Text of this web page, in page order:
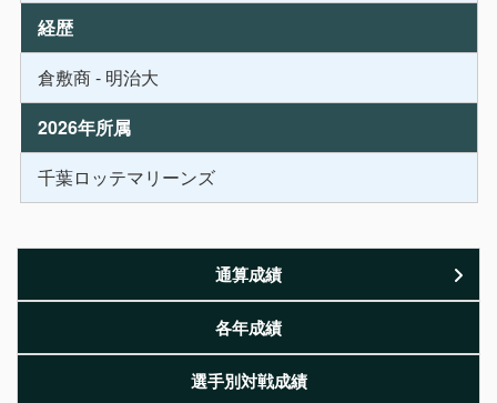
経歴
倉敷商 - 明治大
2026年所属
千葉ロッテマリーンズ
通算成績
各年成績
選手別対戦成績